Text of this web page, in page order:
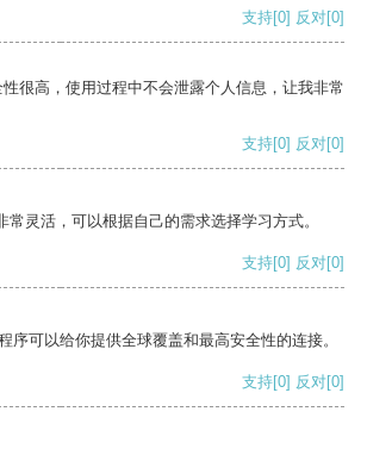
支持[0] 反对[0]
很高，使用过程中不会泄露个人信息，让我非常
支持[0] 反对[0]
常灵活，可以根据自己的需求选择学习方式。
支持[0] 反对[0]
序可以给你提供全球覆盖和最高安全性的连接。
支持[0] 反对[0]